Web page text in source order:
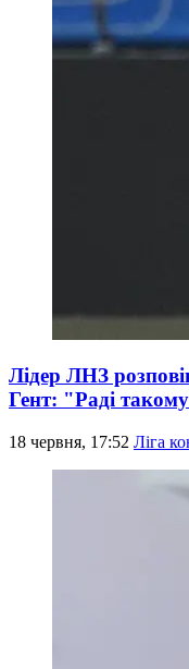
Лідер ЛНЗ
Гент: "Раді
18 червня, 17:52 Ліга